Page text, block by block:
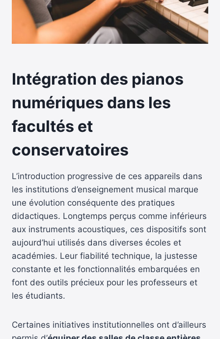
Intégration des pianos
numériques dans les
facultés et
conservatoires
L’introduction progressive de ces appareils dans
les institutions d’enseignement musical marque
une évolution conséquente des pratiques
didactiques. Longtemps perçus comme inférieurs
aux instruments acoustiques, ces dispositifs sont
aujourd’hui utilisés dans diverses écoles et
académies. Leur fiabilité technique, la justesse
constante et les fonctionnalités embarquées en
font des outils précieux pour les professeurs et
les étudiants.
Certaines initiatives institutionnelles ont d’ailleurs